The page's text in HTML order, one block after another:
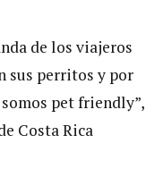
de los viajeros
sus perritos y por
pet friendly”,
Costa Rica